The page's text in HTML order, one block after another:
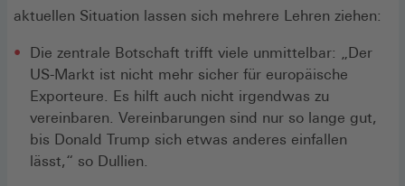
aktuellen Situation lassen sich mehrere Lehren ziehen:
Die zentrale Botschaft trifft viele unmittelbar: „Der
US-Markt ist nicht mehr sicher für europäische
Exporteure. Es hilft auch nicht irgendwas zu
vereinbaren. Vereinbarungen sind nur so lange gut,
bis Donald Trump sich etwas anderes einfallen
lässt,“ so Dullien.